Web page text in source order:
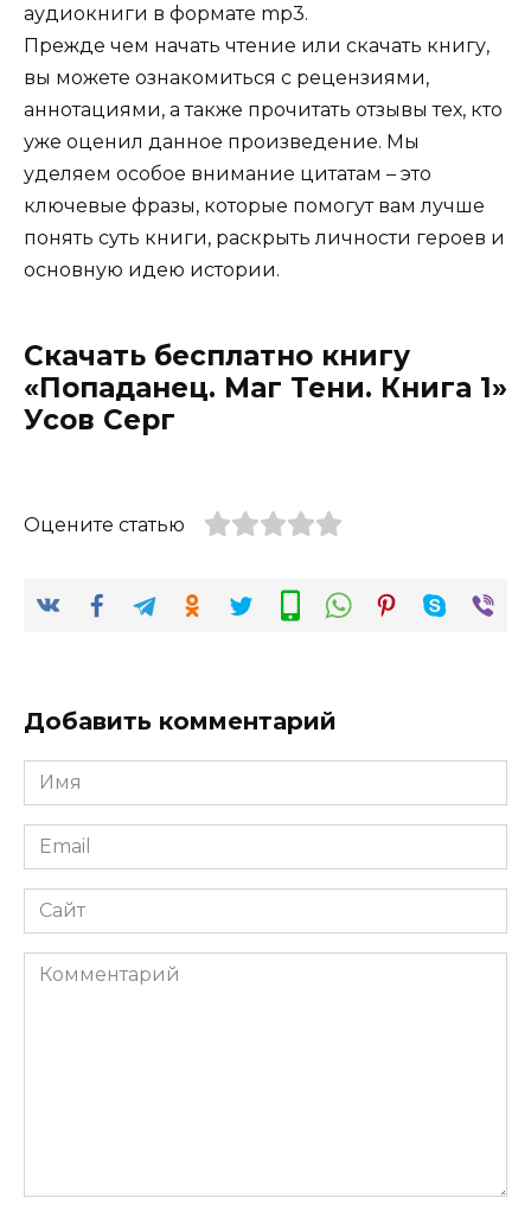
аудиокниги в формате mp3.
Прежде чем начать чтение или скачать книгу,
вы можете ознакомиться с рецензиями,
аннотациями, а также прочитать отзывы тех, кто
уже оценил данное произведение. Мы
уделяем особое внимание цитатам – это
ключевые фразы, которые помогут вам лучше
понять суть книги, раскрыть личности героев и
основную идею истории.
Скачать бесплатно книгу
«Попаданец. Маг Тени. Книга 1»
Усов Серг
Оцените статью
Добавить комментарий
Имя
*
Email
*
Сайт
Комментарий